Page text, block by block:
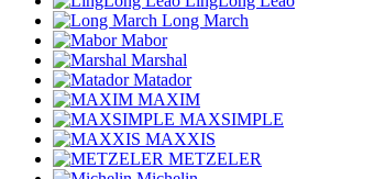
Long March
Mabor
Marshal
Matador
MAXIM
MAXSIMPLE
MAXXIS
METZELER